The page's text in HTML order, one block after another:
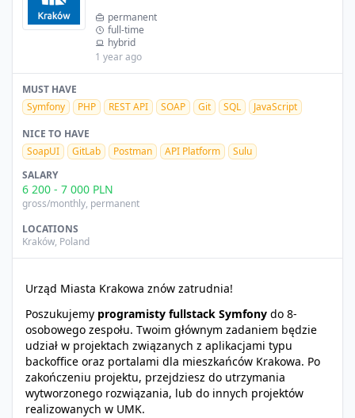
permanent
full-time
hybrid
1 year ago
MUST HAVE
Symfony
PHP REST API SOAP Git SQL
JavaScript
NICE TO HAVE
SoapUI
GitLab Postman API Platform
Sulu
SALARY
6 200 - 7 000 PLN
gross/monthly, permanent
LOCATIONS
Kraków, Poland
Urząd Miasta Krakowa znów zatrudnia!
Poszukujemy programisty fullstack Symfony do 8-
osobowego zespołu. Twoim głównym zadaniem będzie
udział w projektach związanych z aplikacjami typu
backoffice oraz portalami dla mieszkańców Krakowa. Po
zakończeniu projektu, przejdziesz do utrzymania
wytworzonego rozwiązania, lub do innych projektów
realizowanych w UMK.